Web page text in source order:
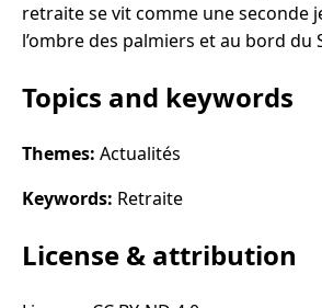
retraite se vit comme une seconde
l’ombre des palmiers et au bord du
Topics and keywords
Themes: Actualités
Keywords: Retraite
License & attribution